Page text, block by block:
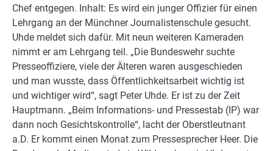
Chef entgegen. Inhalt: Es wird ein junger Offizier für einen
Lehrgang an der Münchner Journalistenschule gesucht.
Uhde meldet sich dafür. Mit neun weiteren Kameraden
nimmt er am Lehrgang teil. „Die Bundeswehr suchte
Presseoffiziere, viele der Älteren waren ausgeschieden
und man wusste, dass Öffentlichkeitsarbeit wichtig ist
und wichtiger wird“, sagt Peter Uhde. Er ist zu der Zeit
Hauptmann. „Beim Informations- und Pressestab (IP) war
dann noch Gesichtskontrolle“, lacht der Oberstleutnant
a.D. Er kommt einen Monat zum Pressesprecher Heer. Die